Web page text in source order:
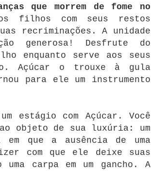
que morrem de fome no
filhos com seus restos
recriminações. A unidade
generosa! Desfrute do
enquanto serve aos seus
Açúcar o trouxe à gula
para ele um instrumento
estágio com Açúcar. Você
objeto de sua luxúria: um
que a ausência de uma
com que ele deixe suas
carpa em um gancho. A